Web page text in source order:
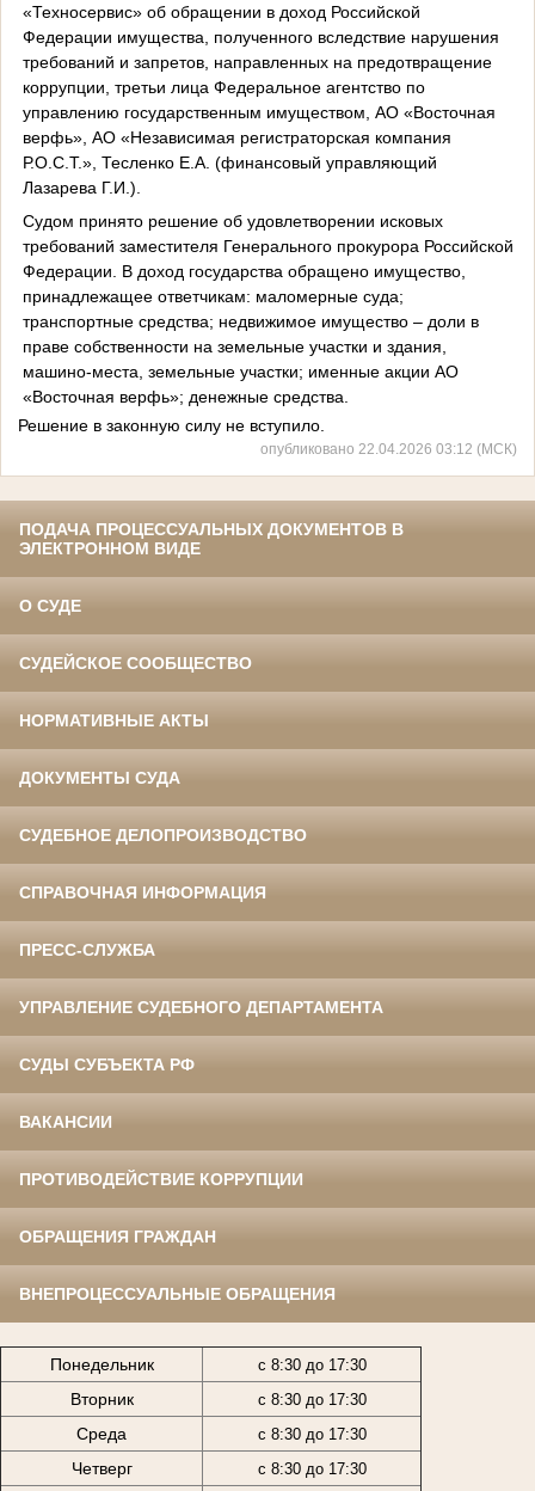
«Техносервис» об обращении в доход Российской
Федерации имущества, полученного вследствие нарушения
требований и запретов, направленных на предотвращение
коррупции, третьи лица Федеральное агентство по
управлению государственным имуществом, АО «Восточная
верфь», АО «Независимая регистраторская компания
Р.О.С.Т.», Тесленко Е.А. (финансовый управляющий
Лазарева Г.И.).
Судом принято решение об удовлетворении исковых
требований заместителя Генерального прокурора Российской
Федерации. В доход государства обращено имущество,
принадлежащее ответчикам: маломерные суда;
транспортные средства; недвижимое имущество – доли в
праве собственности на земельные участки и здания,
машино-места, земельные участки; именные акции АО
«Восточная верфь»; денежные средства.
Решение в законную силу не вступило.
опубликовано 22.04.2026 03:12 (МСК)
ПОДАЧА ПРОЦЕССУАЛЬНЫХ ДОКУМЕНТОВ В
ЭЛЕКТРОННОМ ВИДЕ
О СУДЕ
СУДЕЙСКОЕ СООБЩЕСТВО
НОРМАТИВНЫЕ АКТЫ
ДОКУМЕНТЫ СУДА
СУДЕБНОЕ ДЕЛОПРОИЗВОДСТВО
СПРАВОЧНАЯ ИНФОРМАЦИЯ
ПРЕСС-СЛУЖБА
УПРАВЛЕНИЕ СУДЕБНОГО ДЕПАРТАМЕНТА
СУДЫ СУБЪЕКТА РФ
ВАКАНСИИ
ПРОТИВОДЕЙСТВИЕ КОРРУПЦИИ
ОБРАЩЕНИЯ ГРАЖДАН
ВНЕПРОЦЕССУАЛЬНЫЕ ОБРАЩЕНИЯ
Понедельник с 8:30 до 17:30
Вторник с 8:30 до 17:30
Среда с 8:30 до 17:30
Четверг с 8:30 до 17:30